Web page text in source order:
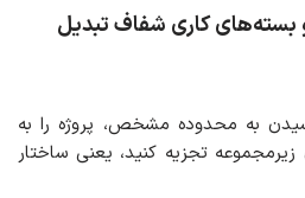
بسته‌های کاری شفاف تبدیل
به محدوده مشخص، پروژه را به
تجزیه کنید، یعنی ساختار